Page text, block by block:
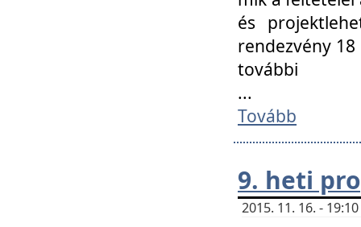
és
rendezvény
további
...
Tovább
9. heti
2015. 11. 16. -